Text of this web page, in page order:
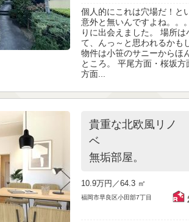
個人的にこれは穴場だ！と
意外と無いんですよね。。
りに出会えました。 場所
て、んっ～と思われるかも
物件は小笹のサニーからほ
ところ。 平尾方面・桜坂
方面...
貴重な北欧風リノ
ベ ３
無垢部屋。
10.9万円／64.3 ㎡
福岡市早良区小田部7丁目